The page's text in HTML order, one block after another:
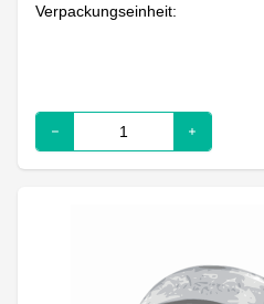
Verpackungseinheit: